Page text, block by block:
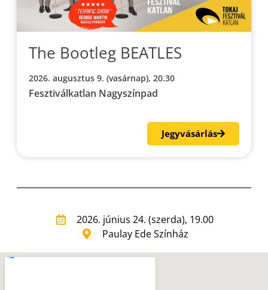
The Bootleg BEATLES
2026. augusztus 9. (vasárnap), 20.30
Fesztiválkatlan Nagyszínpad
Jegyvásárlás
2026. június 24. (szerda), 19.00
Paulay Ede Színház